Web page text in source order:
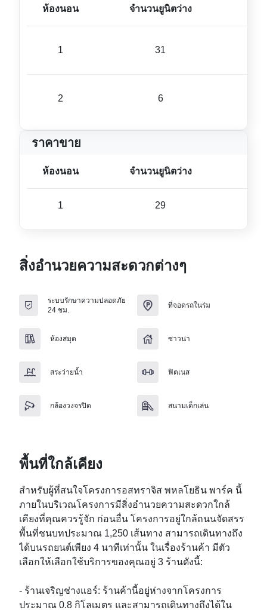
ห้องนอน จำนวนยูนิตว่าง
1 31
2 6
ราคาขาย
ห้องนอน จำนวนยูนิตว่าง
1 29
สิ่งอำนวยความสะดวกต่างๆ
ระบบรักษาความปลอดภัย
24 ชม.
ที่จอดรถในร่ม
ห้องสมุด ซาวน่า
สระว่ายน้ำ ฟิตเนส
กล้องวงจรปิด สนามเด็กเล่น
พื้นที่ใกล้เคียง
สำหรับผู้ที่สนใจโครงการอสทราจิส พหลโยธิน พาร์ค นี้
ภายในบริเวณโครงการมีสิ่งอำนวยความสะดวกใกล้
เคียงที่คุณควรรู้จัก ก่อนอื่น โครงการอยู่ใกล้ถนนจัดสรร
พื้นที่ชนบทประมาณ 1,250 เส้นทาง สามารถเดินทางถึง
ได้บนรถยนต์เพียง 4 นาทีเท่านั้น ในเรื่องร้านค้า มีตัว
เลือกให้เลือกใช้บริการของคุณอยู่ 3 ร้านดังนี้:
- ร้านเจริญช่างแอร์: ร้านค้านี้อยู่ห่างจากโครงการ
ประมาณ 0.8 กิโลเมตร และสามารถเดินทางถึงได้ใน